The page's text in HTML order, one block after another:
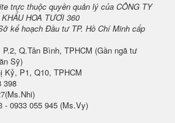
trực thuộc quyền quản lý của CÔNG TY
HOA TƯƠI 360
kế hoạch Đầu tư TP. Hồ Chí Minh cấp
Q.Tân Bình, TPHCM (Gần ngã tư
Sỹ)
Kỷ, P1, Q10, TPHCM
398
- 0933 055 945 (Ms.Vy)